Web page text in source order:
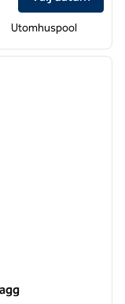
Utomhuspool
nästa